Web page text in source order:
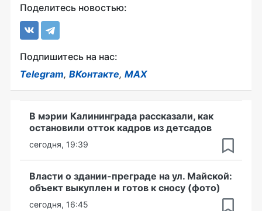
Поделитесь новостью:
Подпишитесь на нас:
Telegram, ВКонтакте, MAX
В мэрии Калининграда рассказали, как
остановили отток кадров из детсадов
сегодня, 19:39
Власти о здании-преграде на ул. Майской:
объект выкуплен и готов к сносу (фото)
сегодня, 16:45